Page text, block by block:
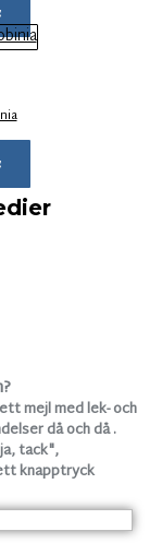
mejl med lek- och
då och då .
tack",
knapptryck